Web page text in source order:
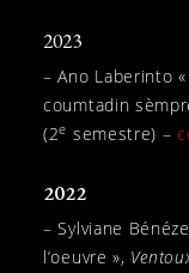
2023
– Ano Laberinto
coumtadin
(2e semestre) –
2022
– Sylviane
l’oeuvre »,